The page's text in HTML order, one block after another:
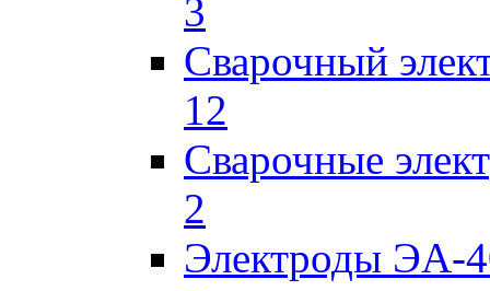
3
Сварочный
12
Сварочные
2
Электроды ЭА-